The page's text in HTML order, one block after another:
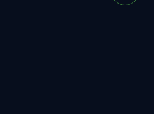
定休日：無休